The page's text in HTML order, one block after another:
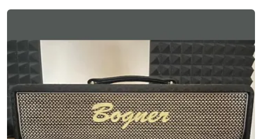
Fotografie